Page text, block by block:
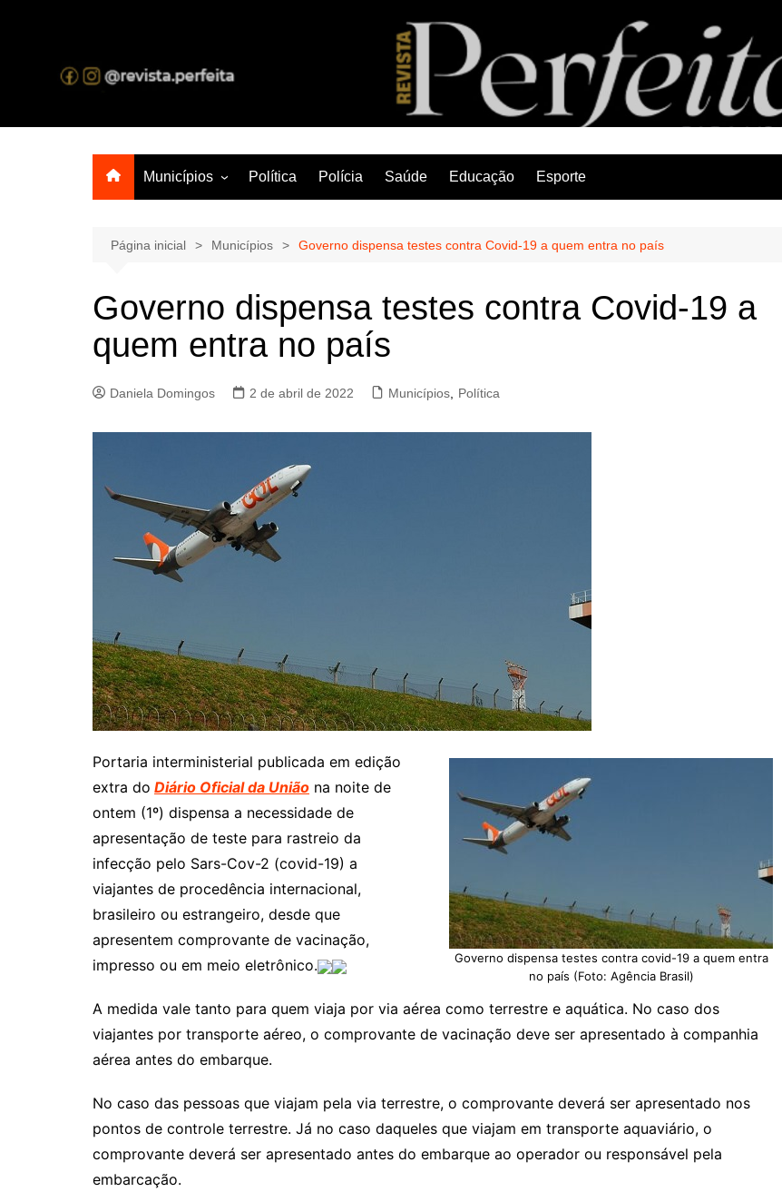
Revista Perfeita
A melhor revista eletrônica do interior de Sergipe
Municípios
Lagarto
Política Polícia Saúde Educação Esporte
Página inicial Municípios Governo dispensa testes contra Covid-19 a quem entra no país
Governo dispensa testes contra Covid-19 a
quem entra no país
Daniela Domingos 2 de abril de 2022 Municípios Política
Governo dispensa testes contra covid-19 a quem entra
no país (Foto: Agência Brasil)
Portaria interministerial publicada em edição
extra do Diário Oficial da União na noite de
ontem (1º) dispensa a necessidade de
apresentação de teste para rastreio da
infecção pelo Sars-Cov-2 (covid-19) a
viajantes de procedência internacional,
brasileiro ou estrangeiro, desde que
apresentem comprovante de vacinação,
impresso ou em meio eletrônico.
A medida vale tanto para quem viaja por via aérea como terrestre e aquática. No caso dos
viajantes por transporte aéreo, o comprovante de vacinação deve ser apresentado à companhia
aérea antes do embarque.
No caso das pessoas que viajam pela via terrestre, o comprovante deverá ser apresentado nos
pontos de controle terrestre. Já no caso daqueles que viajam em transporte aquaviário, o
comprovante deverá ser apresentado antes do embarque ao operador ou responsável pela
embarcação.